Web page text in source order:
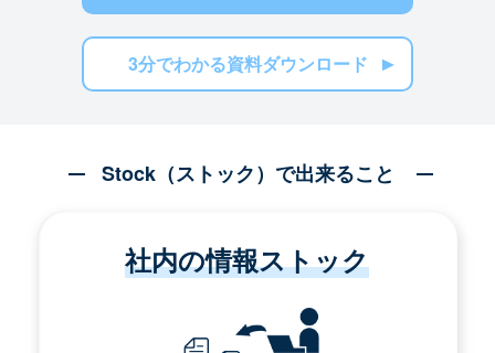
3分でわかる資料ダウンロード
Stock（ストック）で出来ること
社内の情報ストック